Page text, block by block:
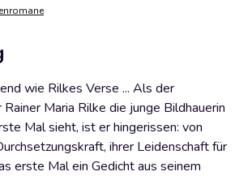
wie Rilkes Verse ... Als der
Maria Rilke die junge Bildhauerin
Mal sieht, ist er hingerissen: von
ihrer Leidenschaft für
erste Mal ein Gedicht aus seinem